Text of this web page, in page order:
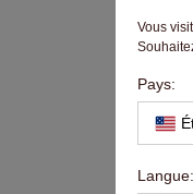
Vous
Pays:
Langue: